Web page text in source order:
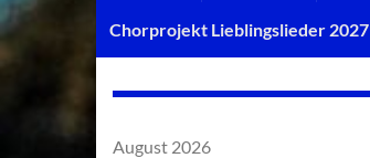
Chorprojekt Lieblingslieder 2027
August 2026